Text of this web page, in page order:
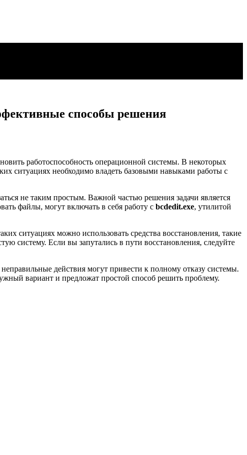
способы решения
работоспособность операционной системы. В некоторых
ситуациях необходимо владеть базовыми навыками работы с
не таким простым. Важной частью решения задачи является
файлы, могут включать в себя работу с bcdedit.exe, утилитой
ситуациях можно использовать средства восстановления, такие
систему. Если вы запутались в пути восстановления, следуйте
действия могут привести к полному отказу системы.
вариант и предложат простой способ решить проблему.